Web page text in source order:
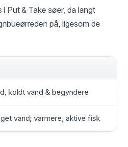
Put & Take søer, da langt
på, ligesom de
koldt vand & begyndere
vand; varmere, aktive fisk